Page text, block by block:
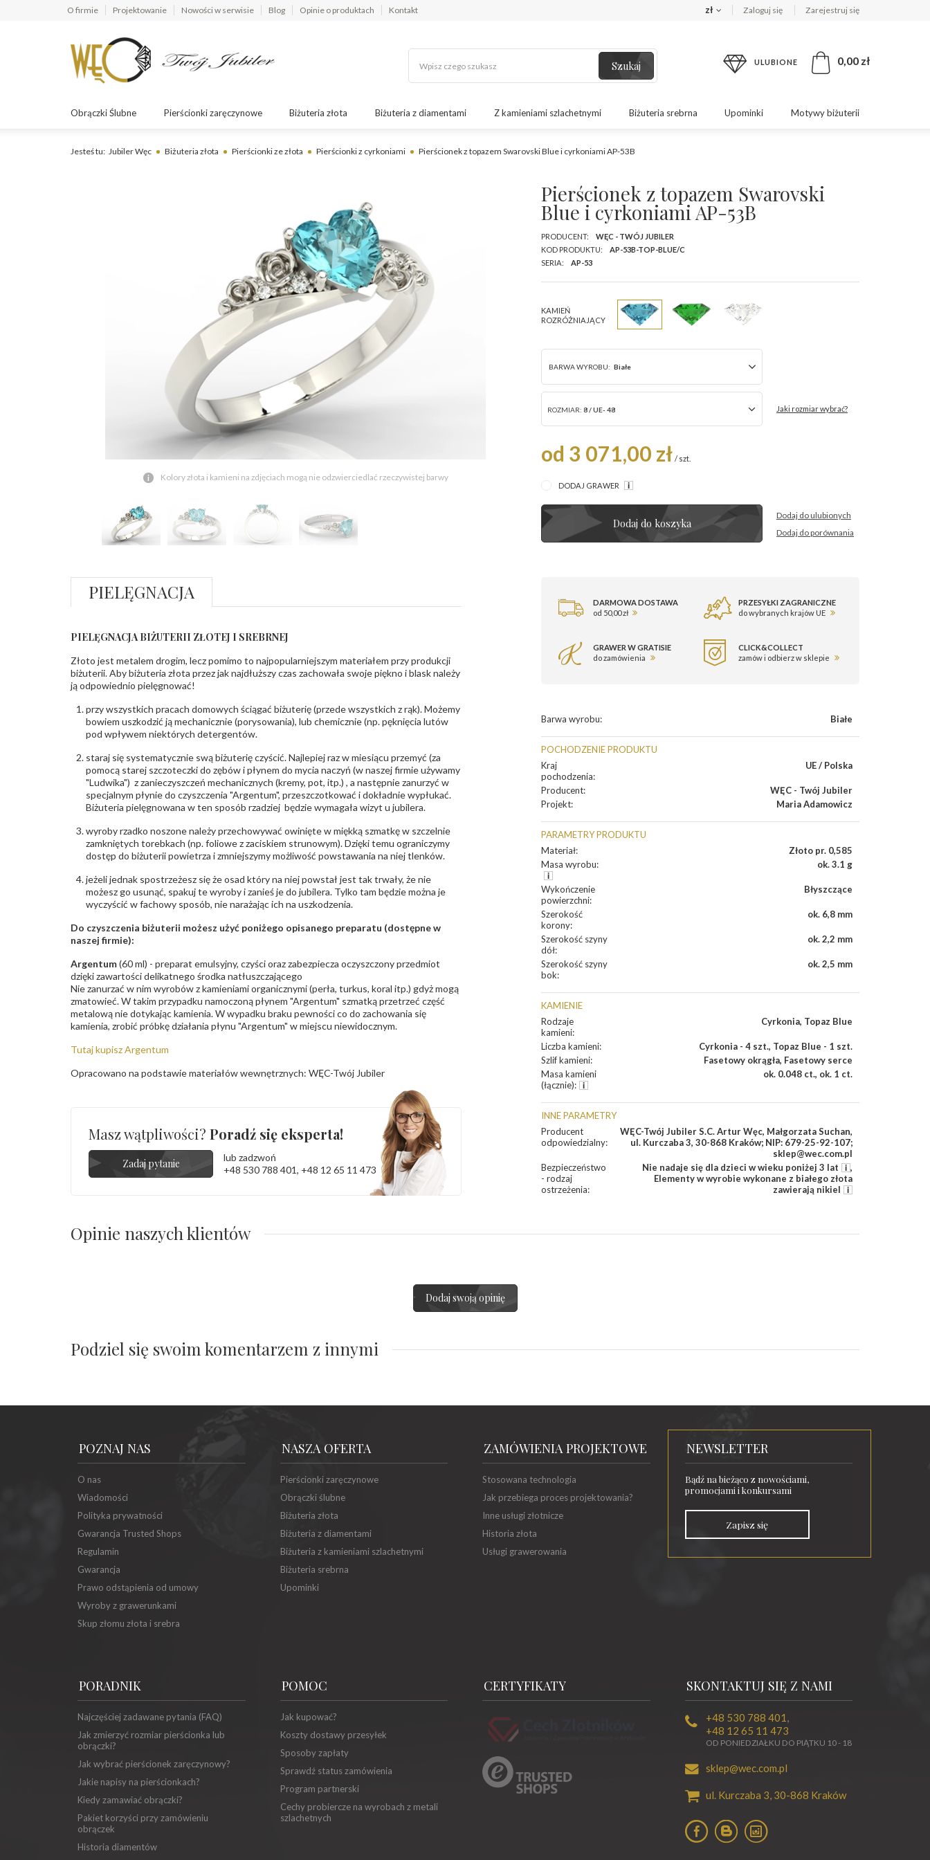
O firmie Projektowanie Nowości w serwisie Blog Opinie o produktach Kontakt zł Zaloguj się Zarejestruj się
Szukaj ULUBIONE 0,00 zł
Obrączki Ślubne Pierścionki zaręczynowe Biżuteria złota Biżuteria z diamentami Z kamieniami szlachetnymi Biżuteria srebrna Upominki Motywy biżuterii
Jesteś tu: Jubiler Węc Biżuteria złota Pierścionki ze złota Pierścionki z cyrkoniami Pierścionek z topazem Swarovski Blue i cyrkoniami AP-53B
Kolory złota i kamieni na zdjęciach mogą nie odzwierciedlać rzeczywistej barwy
Pierścionek z topazem Swarovski
Blue i cyrkoniami AP-53B
PRODUCENT:
WĘC - TWÓJ JUBILER
KOD PRODUKTU:
AP-53B-TOP-BLUE/C
SERIA:
AP-53
KAMIEŃ
ROZRÓŻNIAJĄCY
BARWA WYROBU: Białe
ROZMIAR: 8 / UE- 48 Jaki rozmiar wybrać?
od 3 071,00 zł / szt.
DODAJ GRAWER
Dodaj do koszyka
Dodaj do ulubionych
Dodaj do porównania
DARMOWA DOSTAWA
od 50,00 zł
PRZESYŁKI ZAGRANICZNE
do wybranych krajów UE
GRAWER W GRATISIE
do zamówienia
CLICK&COLLECT
zamów i odbierz w sklepie
Barwa wyrobu: Białe
POCHODZENIE PRODUKTU
Kraj
pochodzenia:
UE / Polska
Producent:
WĘC - Twój Jubiler
Projekt: Maria Adamowicz
PARAMETRY PRODUKTU
Materiał:
Złoto pr. 0,585
Masa wyrobu: ok. 3.1 g
Wykończenie
powierzchni:
Błyszczące
Szerokość
korony:
ok. 6,8 mm
Szerokość szyny
dół:
ok. 2,2 mm
Szerokość szyny
bok:
ok. 2,5 mm
KAMIENIE
Rodzaje
kamieni:
Cyrkonia, Topaz Blue
Liczba kamieni: Cyrkonia - 4 szt., Topaz Blue - 1 szt.
Szlif kamieni: Fasetowy okrągła, Fasetowy serce
Masa kamieni
(łącznie):
ok. 0.048 ct., ok. 1 ct.
INNE PARAMETRY
Producent
odpowiedzialny:
WĘC-Twój Jubiler S.C. Artur Węc, Małgorzata Suchan,
ul. Kurczaba 3, 30-868 Kraków; NIP: 679-25-92-107;
sklep@wec.com.pl
Bezpieczeństwo
- rodzaj
ostrzeżenia:
Nie nadaje się dla dzieci w wieku poniżej 3 lat
,
Elementy w wyrobie wykonane z białego złota
zawierają nikiel
PIELĘGNACJA
PIELĘGNACJA BIŻUTERII ZŁOTEJ I SREBRNEJ
Złoto jest metalem drogim, lecz pomimo to najpopularniejszym materiałem przy produkcji
biżuterii. Aby biżuteria złota przez jak najdłuższy czas zachowała swoje piękno i blask należy
ją odpowiednio pielęgnować!
przy wszystkich pracach domowych ściągać biżuterię (przede wszystkich z rąk). Możemy
bowiem uszkodzić ją mechanicznie (porysowania), lub chemicznie (np. pęknięcia lutów
pod wpływem niektórych detergentów.
staraj się systematycznie swą biżuterię czyścić. Najlepiej raz w miesiącu przemyć (za
pomocą starej szczoteczki do zębów i płynem do mycia naczyń (w naszej firmie używamy
"Ludwika") z zanieczyszczeń mechanicznych (kremy, pot, itp.) , a następnie zanurzyć w
specjalnym płynie do czyszczenia "Argentum", przeszczotkować i dokładnie wypłukać.
Biżuteria pielęgnowana w ten sposób rzadziej będzie wymagała wizyt u jubilera.
wyroby rzadko noszone należy przechowywać owinięte w miękką szmatkę w szczelnie
zamkniętych torebkach (np. foliowe z zaciskiem strunowym). Dzięki temu ograniczymy
dostęp do biżuterii powietrza i zmniejszymy możliwość powstawania na niej tlenków.
jeżeli jednak spostrzeżesz się że osad który na niej powstał jest tak trwały, że nie
możesz go usunąć, spakuj te wyroby i zanieś je do jubilera. Tylko tam będzie można je
wyczyścić w fachowy sposób, nie narażając ich na uszkodzenia.
Do czyszczenia biżuterii możesz użyć poniżego opisanego preparatu (dostępne w
naszej firmie):
Argentum(60 ml) - preparat emulsyjny, czyści oraz zabezpiecza oczyszczony przedmiot
dzięki zawartości delikatnego środka natłuszczającego
Nie zanurzać w nim wyrobów z kamieniami organicznymi (perła, turkus, koral itp.) gdyż mogą
zmatowieć. W takim przypadku namoczoną płynem "Argentum" szmatką przetrzeć część
metalową nie dotykając kamienia. W wypadku braku pewności co do zachowania się
kamienia, zrobić próbkę działania płynu "Argentum" w miejscu niewidocznym.
Tutaj kupisz Argentum
Opracowano na podstawie materiałów wewnętrznych: WĘC-Twój Jubiler
Masz wątpliwości? Poradź się eksperta!
Zadaj pytanie
lub zadzwoń
+48 530 788 401, +48 12 65 11 473
Opinie naszych klientów
Dodaj swoją opinię
Podziel się swoim komentarzem z innymi
POZNAJ NAS
O nas
Wiadomości
Polityka prywatności
Gwarancja Trusted Shops
Regulamin
Gwarancja
Prawo odstąpienia od umowy
Wyroby z grawerunkami
Skup złomu złota i srebra
NASZA OFERTA
Pierścionki zaręczynowe
Obrączki ślubne
Biżuteria złota
Biżuteria z diamentami
Biżuteria z kamieniami szlachetnymi
Biżuteria srebrna
Upominki
ZAMÓWIENIA PROJEKTOWE
Stosowana technologia
Jak przebiega proces projektowania?
Inne usługi złotnicze
Historia złota
Usługi grawerowania
NEWSLETTER
Bądź na bieżąco z nowościami,
promocjami i konkursami
Zapisz się
PORADNIK
Najczęściej zadawane pytania (FAQ)
Jak zmierzyć rozmiar pierścionka lub
obrączki?
Jak wybrać pierścionek zaręczynowy?
Jakie napisy na pierścionkach?
Kiedy zamawiać obrączki?
Pakiet korzyści przy zamówieniu
obrączek
Historia diamentów
POMOC
Jak kupować?
Koszty dostawy przesyłek
Sposoby zapłaty
Sprawdź status zamówienia
Program partnerski
Cechy probiercze na wyrobach z metali
szlachetnych
CERTYFIKATY SKONTAKTUJ SIĘ Z NAMI
+48 530 788 401 ,
+48 12 65 11 473
OD PONIEDZIAŁKU DO PIĄTKU 10 - 18
sklep@wec.com.pl
ul. Kurczaba 3, 30-868 Kraków